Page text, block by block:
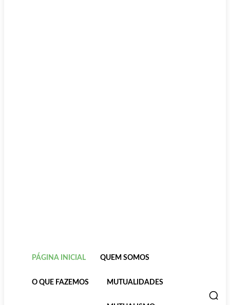
PÁGINA INICIAL QUEM SOMOS
O QUE FAZEMOS MUTUALIDADES